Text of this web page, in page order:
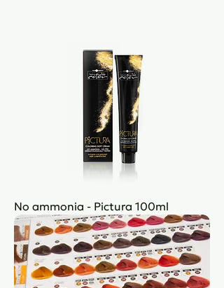
No ammonia - Pictura 100ml